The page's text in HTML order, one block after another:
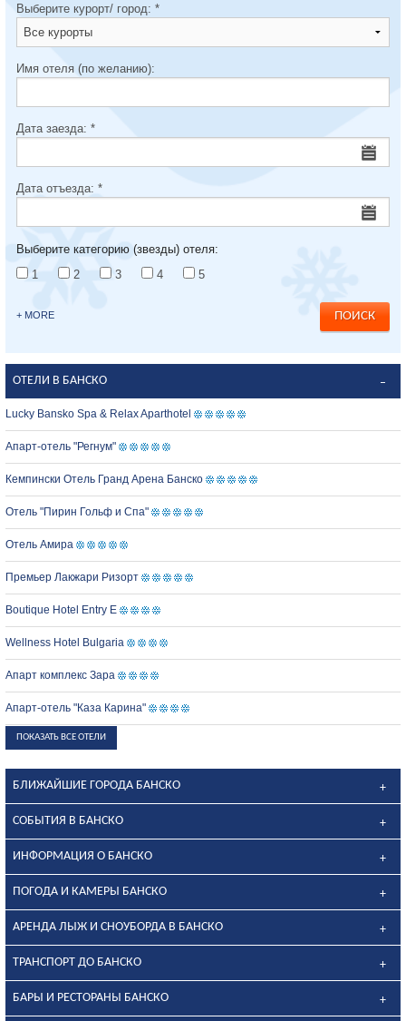
Выберите курорт/ город: *
Имя отеля (по желанию):
Дата заезда: *
Дата отъезда: *
Выберите категорию (звезды) отеля:
1
2 3 4 5
+ MORE
ОТЕЛИ В БАНСКО
Lucky Bansko Spa & Relax Aparthotel
Апарт-отель "Регнум"
Кемпински Отель Гранд Арена Банско
Отель "Пирин Гольф и Спа"
Отель Амира
Премьер Лакжари Ризорт
Boutique Hotel Entry E
Wellness Hotel Bulgaria
Апарт комплекс Зара
Апарт-отель "Каза Карина"
ПОКАЗАТЬ ВСЕ ОТЕЛИ
БЛИЖАЙШИЕ ГОРОДА БАНСКО
СОБЫТИЯ В БАНСКО
ИНФОРМАЦИЯ О БАНСКО
ПОГОДА И КАМЕРЫ БАНСКО
АРЕНДА ЛЫЖ И СНОУБОРДА В БАНСКО
ТРАНСПОРТ ДО БАНСКО
БАРЫ И РЕСТОРАНЫ БАНСКО